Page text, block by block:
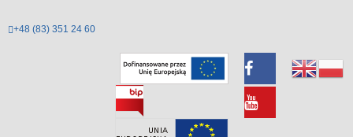
+48 (83) 351 24 60